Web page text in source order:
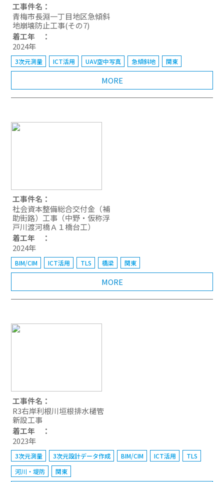
工事件名：
青梅市長淵一丁目地区急傾斜
地崩壊防止工事(その7)
着工年 ：
2024年
3次元測量 ICT活用 UAV空中写真 急傾斜地 関東
MORE
工事件名：
社会資本整備総合交付金（補
助街路）工事（中野・仮称浮
戸川渡河橋Ａ１橋台工）
着工年 ：
2024年
BIM/CIM ICT活用 TLS 橋梁 関東
MORE
工事件名：
R3右岸利根川垣根排水樋管
新設工事
着工年 ：
2023年
3次元測量 3次元設計データ作成 BIM/CIM ICT活用
TLS
河川・堤防
関東